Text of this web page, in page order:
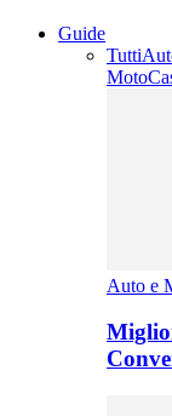
Guide
Tutti
Moto
Auto e